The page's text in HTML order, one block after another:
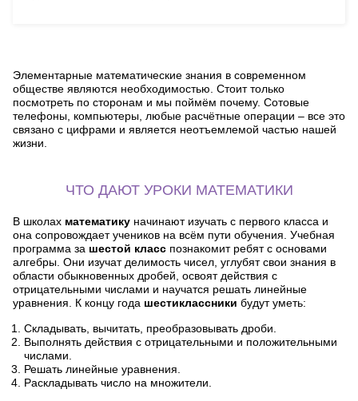
Элементарные математические знания в современном
обществе являются необходимостью. Стоит только
посмотреть по сторонам и мы поймём почему. Сотовые
телефоны, компьютеры, любые расчётные операции – все это
связано с цифрами и является неотъемлемой частью нашей
жизни.
ЧТО ДАЮТ УРОКИ МАТЕМАТИКИ
В школах математику начинают изучать с первого класса и
она сопровождает учеников на всём пути обучения. Учебная
программа за шестой класс познакомит ребят с основами
алгебры. Они изучат делимость чисел, углубят свои знания в
области обыкновенных дробей, освоят действия с
отрицательными числами и научатся решать линейные
уравнения. К концу года шестиклассники будут уметь:
Складывать, вычитать, преобразовывать дроби.
Выполнять действия с отрицательными и положительными
числами.
Решать линейные уравнения.
Раскладывать число на множители.